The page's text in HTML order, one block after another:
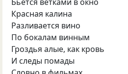
Красная калина
Разливается вино
По бокалам винным
Гроздья алые, как кровь
И следы помады